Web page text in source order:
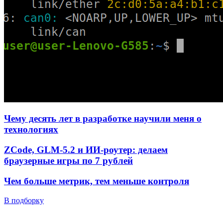
Чему десять лет в разработке научили меня о
технологиях
ZCode, GLM-5.2 и ИИ-роутер: делаем
браузерные игры по 7 рублей
Чем больше метрик, тем меньше контроля
В подборку